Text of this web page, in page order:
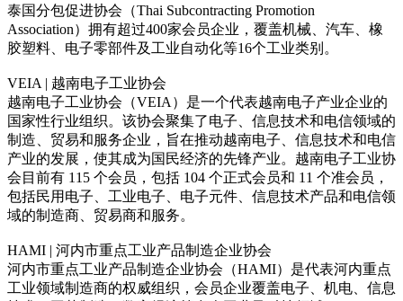
泰国分包促进协会（Thai Subcontracting Promotion
Association）拥有超过400家会员企业，覆盖机械、汽车、橡
胶塑料、电子零部件及工业自动化等16个工业类别。
VEIA | 越南电子工业协会
越南电子工业协会（VEIA）是一个代表越南电子产业企业的
国家性行业组织。该协会聚集了电子、信息技术和电信领域的
制造、贸易和服务企业，旨在推动越南电子、信息技术和电信
产业的发展，使其成为国民经济的先锋产业。越南电子工业协
会目前有 115 个会员，包括 104 个正式会员和 11 个准会员，
包括民用电子、工业电子、电子元件、信息技术产品和电信领
域的制造商、贸易商和服务。
HAMI | 河内市重点工业产品制造企业协会
河内市重点工业产品制造企业协会（HAMI）是代表河内重点
工业领域制造商的权威组织，会员企业覆盖电子、机电、信息